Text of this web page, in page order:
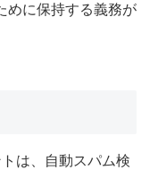
めに保持する義務が
は、自動スパム検